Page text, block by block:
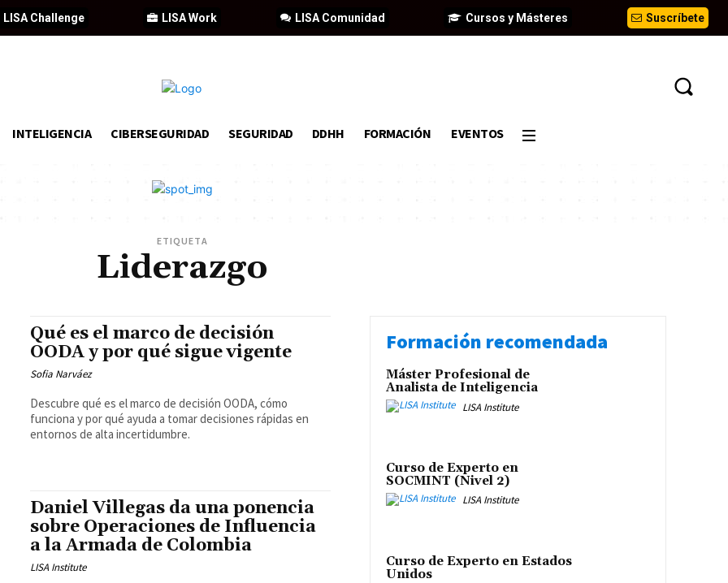
Suscríbete
Cursos y Másteres
LISA Comunidad
LISA Work
LISA Challenge
INTELIGENCIA CIBERSEGURIDAD SEGURIDAD DDHH FORMACIÓN EVENTOS
ETIQUETA
Liderazgo
Qué es el marco de decisión
OODA y por qué sigue vigente
Sofia Narváez
Descubre qué es el marco de decisión OODA, cómo
funciona y por qué ayuda a tomar decisiones rápidas en
entornos de alta incertidumbre.
Daniel Villegas da una ponencia
sobre Operaciones de Influencia
a la Armada de Colombia
LISA Institute
Formación recomendada
Máster Profesional de
Analista de Inteligencia
LISA Institute
Curso de Experto en
SOCMINT (Nivel 2)
LISA Institute
Curso de Experto en Estados
Unidos